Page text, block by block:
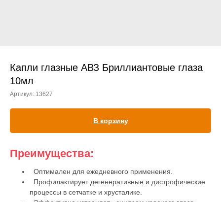
Лечение шиншилл
Вакцинация кроликов
Вакцинация хорьков
Капли глазные АВЗ Бриллиантовые глаза
10мл
Артикул: 13627
В корзину
Преимущества:
Оптимален для ежедневного применения.
Профилактирует дегенеративные и дистрофические
процессы в сетчатке и хрусталике.